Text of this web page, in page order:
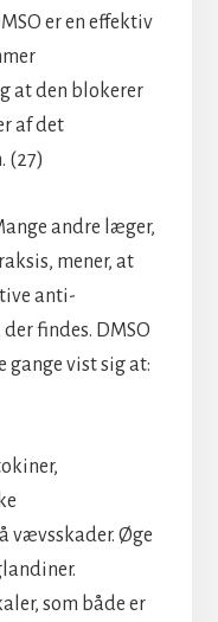
er en effektiv
at den blokerer
af det
(27)
andre læger,
mener, at
anti-
findes. DMSO
gange vist sig at:
vævsskader. Øge
som både er